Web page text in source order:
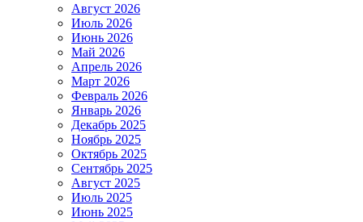
Август 2026
Июль 2026
Июнь 2026
Май 2026
Апрель 2026
Март 2026
Февраль 2026
Январь 2026
Декабрь 2025
Ноябрь 2025
Октябрь 2025
Сентябрь 2025
Август 2025
Июль 2025
Июнь 2025